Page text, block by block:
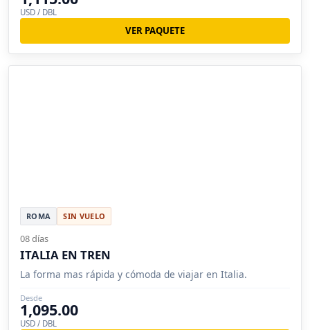
USD / DBL
VER PAQUETE
ROMA SIN VUELO
08 días
ITALIA EN TREN
La forma mas rápida y cómoda de viajar en Italia.
Desde
1,095.00
USD / DBL